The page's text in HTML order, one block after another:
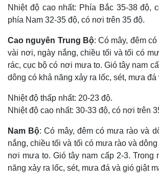
Nhiệt độ cao nhất: Phía Bắc 35-38 độ,
phía Nam 32-35 độ, có nơi trên 35 độ.
Cao nguyên Trung Bộ: Có mây, đêm
vài nơi, ngày nắng, chiều tối và tối có
rác, cục bộ có nơi mưa to. Gió tây nam
dông có khả năng xảy ra lốc, sét, mưa đá
Nhiệt độ thấp nhất: 20-23 độ.
Nhiệt độ cao nhất: 30-33 độ, có nơi trên
Nam Bộ: Có mây, đêm có mưa rào và
nắng, chiều tối và tối có mưa rào và
nơi mưa to. Gió tây nam cấp 2-3. Trong
năng xảy ra lốc, sét, mưa đá và gió giật